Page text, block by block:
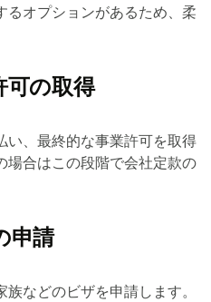
るオプションがあるため、柔
可の取得
い、最終的な事業許可を取得
場合はこの段階で会社定款の
申請
などのビザを申請します。